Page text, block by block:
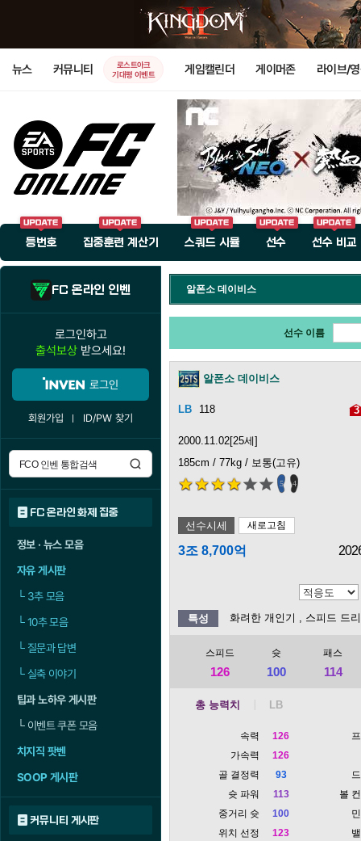
뉴스 커뮤니티
로스트아크
기대평 이벤트
게임캘린더 게이머존 라이브/
등번호 집중훈련 계산기 스쿼드 시뮬 선수 선수 비교
FC 온라인 인벤
로그인하고
출석보상 받으세요!
로그인
회원가입 ID/PW 찾기
FC 온라인 화제 집중
정보 · 뉴스 모음
자유 게시판
└3추 모음
└10추 모음
└질문과 답변
└실축 이야기
팁과 노하우 게시판
└이벤트 쿠폰 모음
치지직 팟벤
SOOP 게시판
커뮤니티 게시판
알폰소 데이비스
선수 이름
알폰소 데이비스
118 3
2000.11.02[25세]
185cm / 77kg / 보통(고유)
5 4
선수시세 새로고침
3조 8,700억
특성 화려한 개인기 , 스피드 드
스피드
126
슛
100
패스
114
총 능력치
속력
126
가속력
126
골 결정력
93
슛 파워
113
중거리 슛
100
위치 선정
123
볼